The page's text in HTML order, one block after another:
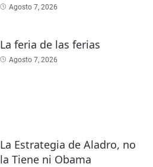
Agosto 7, 2026
La feria de las ferias
Agosto 7, 2026
La Estrategia de Aladro, no
la Tiene ni Obama